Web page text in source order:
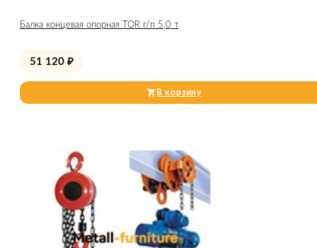
Балка концевая опорная TOR г/п 5,0 т
51 120 ₽
В корзину